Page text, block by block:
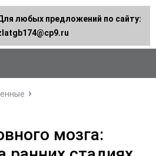
мозга:
любых предложений по сайту: